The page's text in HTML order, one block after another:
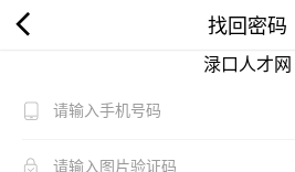
找回密码
渌口人才网